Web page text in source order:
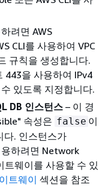
려면 AWS
CLI를 사용하여 VPC
규칙을 생성합니다.
443을 사용하여 IPv4
있도록 지정합니다.
DB 인스턴스– 이 경
속성은 false 이
다. 인스턴스가
하려면 Network
웨이를 사용할 수 있
트웨이 섹션을 참조